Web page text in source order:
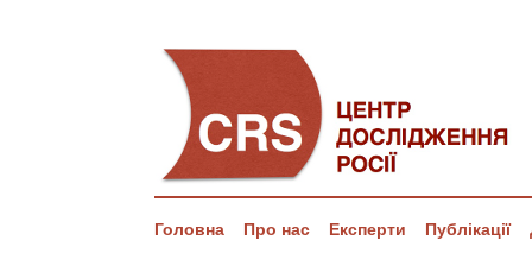
Головна Про нас Експерти Публікації